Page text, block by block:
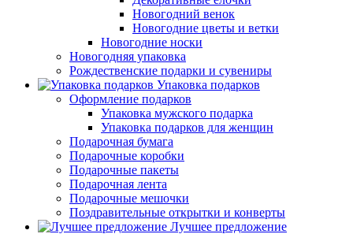
Новогодний венок
Новогодние цветы и ветки
Новогодние носки
Новогодняя упаковка
Рождественские подарки и сувениры
Упаковка подарков
Оформление подарков
Упаковка мужского подарка
Упаковка подарков для женщин
Подарочная бумага
Подарочные коробки
Подарочные пакеты
Подарочная лента
Подарочные мешочки
Поздравительные открытки и конверты
Лучшее предложение